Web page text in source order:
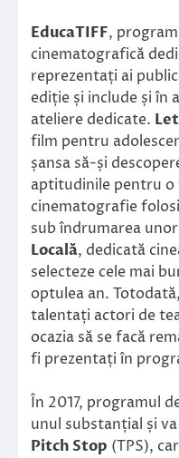
EducaTIFF,
cinematografică
reprezentați ai
ediție și include și în
ateliere dedicate.
film pentru
șansa să-și
aptitudinile pentru o
cinematografie
sub îndrumarea
Locală, dedicată
selecteze cele mai
optulea an.
talentați actori de
ocazia să se facă
fi prezentați în
În 2017, programul
unul substanțial și
Pitch Stop (TPS),